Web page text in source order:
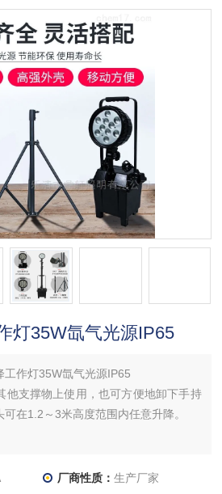
灯35W氙气光源IP65
工作灯35W氙气光源IP65
他支撑物上使用，也可方便地卸下手持
在1.2～3米高度范围内任意升降。
厂商性质： 生产厂家